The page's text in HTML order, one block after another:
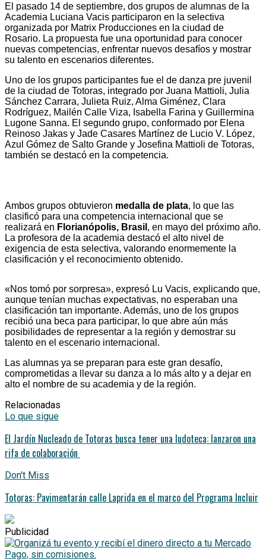
El pasado 14 de septiembre, dos grupos de alumnas de la
Academia Luciana Vacis participaron en la selectiva
organizada por Matrix Producciones en la ciudad de
Rosario. La propuesta fue una oportunidad para conocer
nuevas competencias, enfrentar nuevos desafíos y mostrar
su talento en escenarios diferentes.
Uno de los grupos participantes fue el de danza pre juvenil
de la ciudad de Totoras, integrado por Juana Mattioli, Julia
Sánchez Carrara, Julieta Ruiz, Alma Giménez, Clara
Rodríguez, Mailén Calle Viza, Isabella Farina y Guillermina
Lugone Sanna. El segundo grupo, conformado por Elena
Reinoso Jakas y Jade Casares Martínez de Lucio V. López,
Azul Gómez de Salto Grande y Josefina Mattioli de Totoras,
también se destacó en la competencia.
Ambos grupos obtuvieron medalla de plata, lo que las
clasificó para una competencia internacional que se
realizará en Florianópolis, Brasil , en mayo del próximo año.
La profesora de la academia destacó el alto nivel de
exigencia de esta selectiva, valorando enormemente la
clasificación y el reconocimiento obtenido.
«Nos tomó por sorpresa», expresó Lu Vacis, explicando que,
aunque tenían muchas expectativas, no esperaban una
clasificación tan importante. Además, uno de los grupos
recibió una beca para participar, lo que abre aún más
posibilidades de representar a la región y demostrar su
talento en el escenario internacional.
Las alumnas ya se preparan para este gran desafío,
comprometidas a llevar su danza a lo más alto y a dejar en
alto el nombre de su academia y de la región.
Relacionadas
Lo que sigue
El Jardín Nucleado de Totoras busca tener una ludoteca: lanzaron una
rifa de colaboración
Don't Miss
Totoras: Pavimentarán calle Laprida en el marco del Programa Incluir
Publicidad